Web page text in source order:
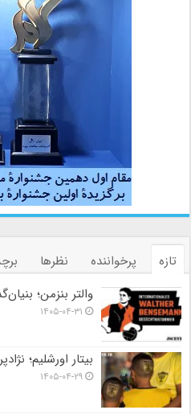
تازه پرخواننده نظرها
والتر بنزمن؛
۱۴۰۵-۰۴-۳۱
بیتار اورشلیم؛
۱۴۰۵-۰۴-۲۹